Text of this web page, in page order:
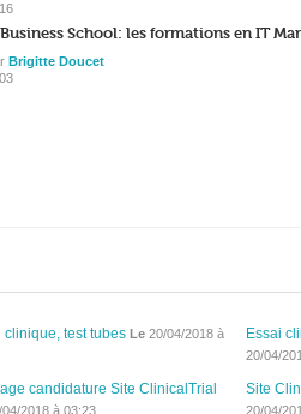
School: les formations en IT
Brigitte Doucet
clinique, test tubes Le 20/04/2018 à
Essai
20/04/
candidature Site ClinicalTrial
04/2018 à 03:23
Site
20/04/